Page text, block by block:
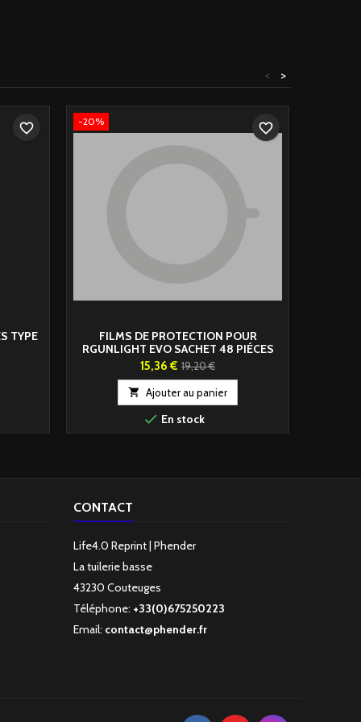
>
<
TYPE
favorite_border -20%
FILMS DE PROTECTION POUR
RGUNLIGHT EVO SACHET 48 PIÉCES
Prix
15,36 € Prix
base
19,20 €
 Ajouter au panier
 En stock
favorite_border
CONTACT
Life4.0 Reprint | Phender
La tuilerie basse
43230 Couteuges
Téléphone: +33(0)675250223
Email: contact@phender.fr